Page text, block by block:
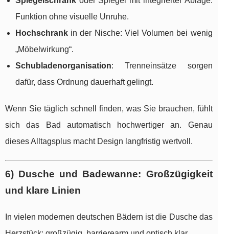
Funktion ohne visuelle Unruhe.
Hochschrank in der Nische: Viel Volumen bei wenig
„Möbelwirkung“.
Schubladenorganisation: Trenneinsätze sorgen
dafür, dass Ordnung dauerhaft gelingt.
Wenn Sie täglich schnell finden, was Sie brauchen, fühlt
sich das Bad automatisch hochwertiger an. Genau
dieses Alltagsplus macht Design langfristig wertvoll.
6) Dusche und Badewanne: Großzügigkeit
und klare Linien
In vielen modernen deutschen Bädern ist die Dusche das